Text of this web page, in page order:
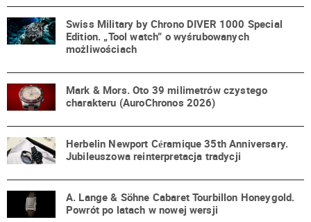
Swiss Military by Chrono DIVER 1000 Special
Edition. „Tool watch” o wyśrubowanych
możliwościach
Mark & Mors. Oto 39 milimetrów czystego
charakteru (AuroChronos 2026)
Herbelin Newport Céramique 35th Anniversary.
Jubileuszowa reinterpretacja tradycji
A. Lange & Söhne Cabaret Tourbillon Honeygold.
Powrót po latach w nowej wersji